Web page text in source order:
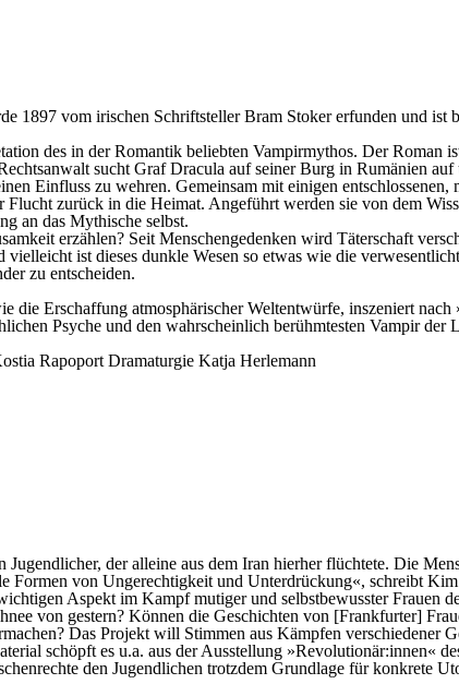
1897 vom irischen Schriftsteller Bram Stoker erfunden und ist
des in der Romantik beliebten Vampirmythos. Der Roman
sucht Graf Dracula auf seiner Burg in Rumänien
Einfluss zu wehren. Gemeinsam mit einigen entschlossenen,
zurück in die Heimat. Angeführt werden sie von dem
an das Mythische selbst.
erzählen? Seit Menschengedenken wird Täterschaft
ist dieses dunkle Wesen so etwas wie die
zu entscheiden.
Erschaffung atmosphärischer Weltentwürfe, inszeniert nach
Psyche und den wahrscheinlich berühmtesten Vampir der
Rapoport Dramaturgie Katja Herlemann
der alleine aus dem Iran hierher flüchtete. Die
Formen von Ungerechtigkeit und Unterdrückung«, schreibt
Aspekt im Kampf mutiger und selbstbewusster Frauen
von gestern? Können die Geschichten von [Frankfurter]
Das Projekt will Stimmen aus Kämpfen verschiedener
schöpft es u.a. aus der Ausstellung »Revolutionär:innen«
den Jugendlichen trotzdem Grundlage für konkrete